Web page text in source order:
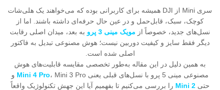
سری Mini از DJI همیشه برای کاربرانی بوده که می‌خواهند یک هلی‌شات
کوچک، سبک، قابل‌حمل و در عین حال حرفه‌ای داشته باشند. اما از
نسل‌های جدید، خصوصاً از مویک مینی 3 پرو
به بعد، میدان اصلی رقابت
دیگر فقط سایز و کیفیت دوربین نیست؛ هوش مصنوعی تبدیل به فاکتور
اصلی شده است.
به همین دلیل در این مقاله به‌طور تخصصی مقایسه قابلیت‌های هوش
مصنوعی مینی 5 پرو با نسل‌های قبلی یعنی
Mini 4 Pro ، Mini 3 Pro و
حتیMini 2 را بررسی می‌کنیم تا بفهمیم آیا این جهش تکنولوژیک واقعاً